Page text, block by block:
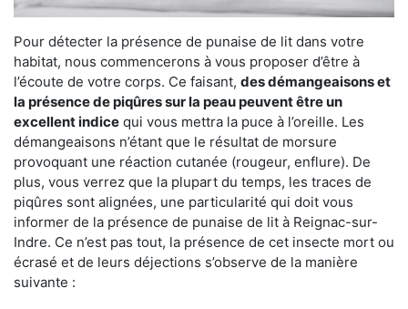
Pour détecter la présence de punaise de lit dans votre
habitat, nous commencerons à vous proposer d’être à
l’écoute de votre corps. Ce faisant, des démangeaisons et
la présence de piqûres sur la peau peuvent être un
excellent indice qui vous mettra la puce à l’oreille. Les
démangeaisons n’étant que le résultat de morsure
provoquant une réaction cutanée (rougeur, enflure). De
plus, vous verrez que la plupart du temps, les traces de
piqûres sont alignées, une particularité qui doit vous
informer de la présence de punaise de lit à Reignac-sur-
Indre. Ce n’est pas tout, la présence de cet insecte mort ou
écrasé et de leurs déjections s’observe de la manière
suivante :